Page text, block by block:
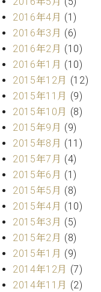
ョ
ン
W.
ホ
フ
マ
ン
ヴ
ィ
ジ
ョ
ン
Digital(ベ
ヒ
シ
ュ
タ
イ
ッ
ご
挨
拶
技
術
者
介
展示
情報
【ユ
ーロ
ピア
ノ特
選中
古】
イ
ベ
ン
2016年4月 (1)
2016年3月 (6)
2016年2月 (10)
2016年1月 (10)
2015年12月 (12)
2015年11月 (9)
2015年10月 (8)
2015年9月 (9)
2015年8月 (11)
2015年7月 (4)
2015年6月 (1)
2015年5月 (8)
2015年4月 (10)
2015年3月 (5)
2015年2月 (8)
2015年1月 (9)
2014年12月 (7)
2014年11月 (2)